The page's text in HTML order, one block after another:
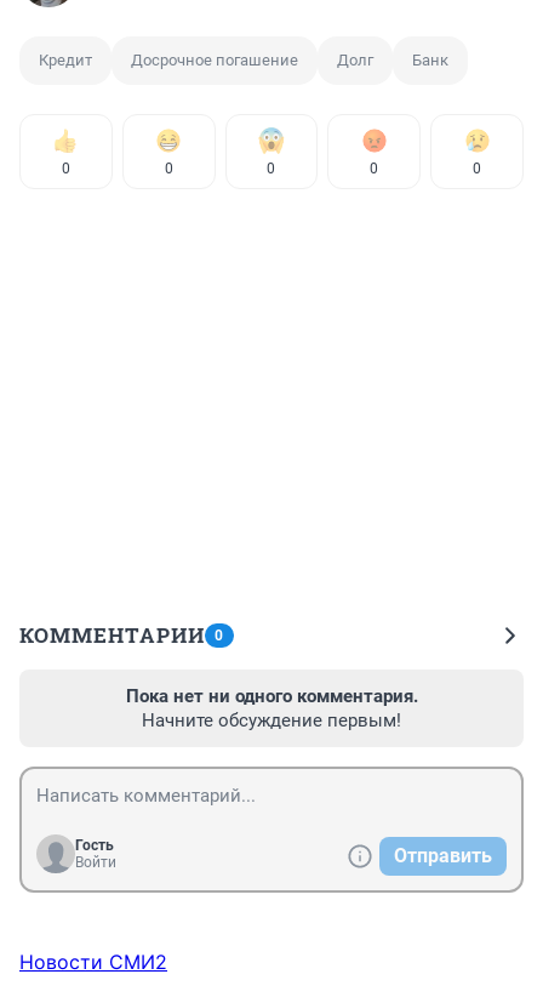
Кредит Досрочное погашение Долг Банк
0 0 0 0 0
КОММЕНТАРИИ 0
Пока нет ни одного комментария.
Начните обсуждение первым!
Гость
Войти
Отправить
Новости СМИ2